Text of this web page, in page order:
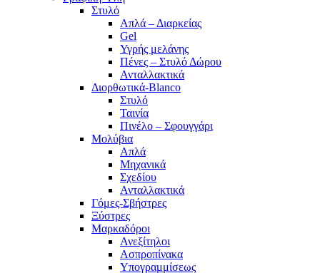
Στυλό
Απλά – Διαρκείας
Gel
Υγρής μελάνης
Πένες – Στυλό Δώρου
Ανταλλακτικά
Διορθωτικά-Blanco
Στυλό
Ταινία
Πινέλο – Σφουγγάρι
Μολύβια
Απλά
Μηχανικά
Σχεδίου
Ανταλλακτικά
Γόμες-Σβήστρες
Ξύστρες
Μαρκαδόροι
Ανεξίτηλοι
Ασπροπίνακα
Υπογραμμίσεως